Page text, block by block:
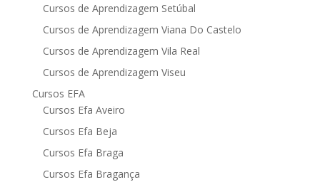
Cursos de Aprendizagem Setúbal
Cursos de Aprendizagem Viana Do Castelo
Cursos de Aprendizagem Vila Real
Cursos de Aprendizagem Viseu
Cursos EFA
Cursos Efa Aveiro
Cursos Efa Beja
Cursos Efa Braga
Cursos Efa Bragança